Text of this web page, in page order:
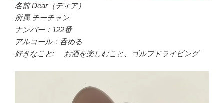
名前 Dear（ディア）
所属 チーチャン
ナンバー：122番
アルコール：呑める
好きなこと: お酒を楽しむこと、ゴルフドライビング